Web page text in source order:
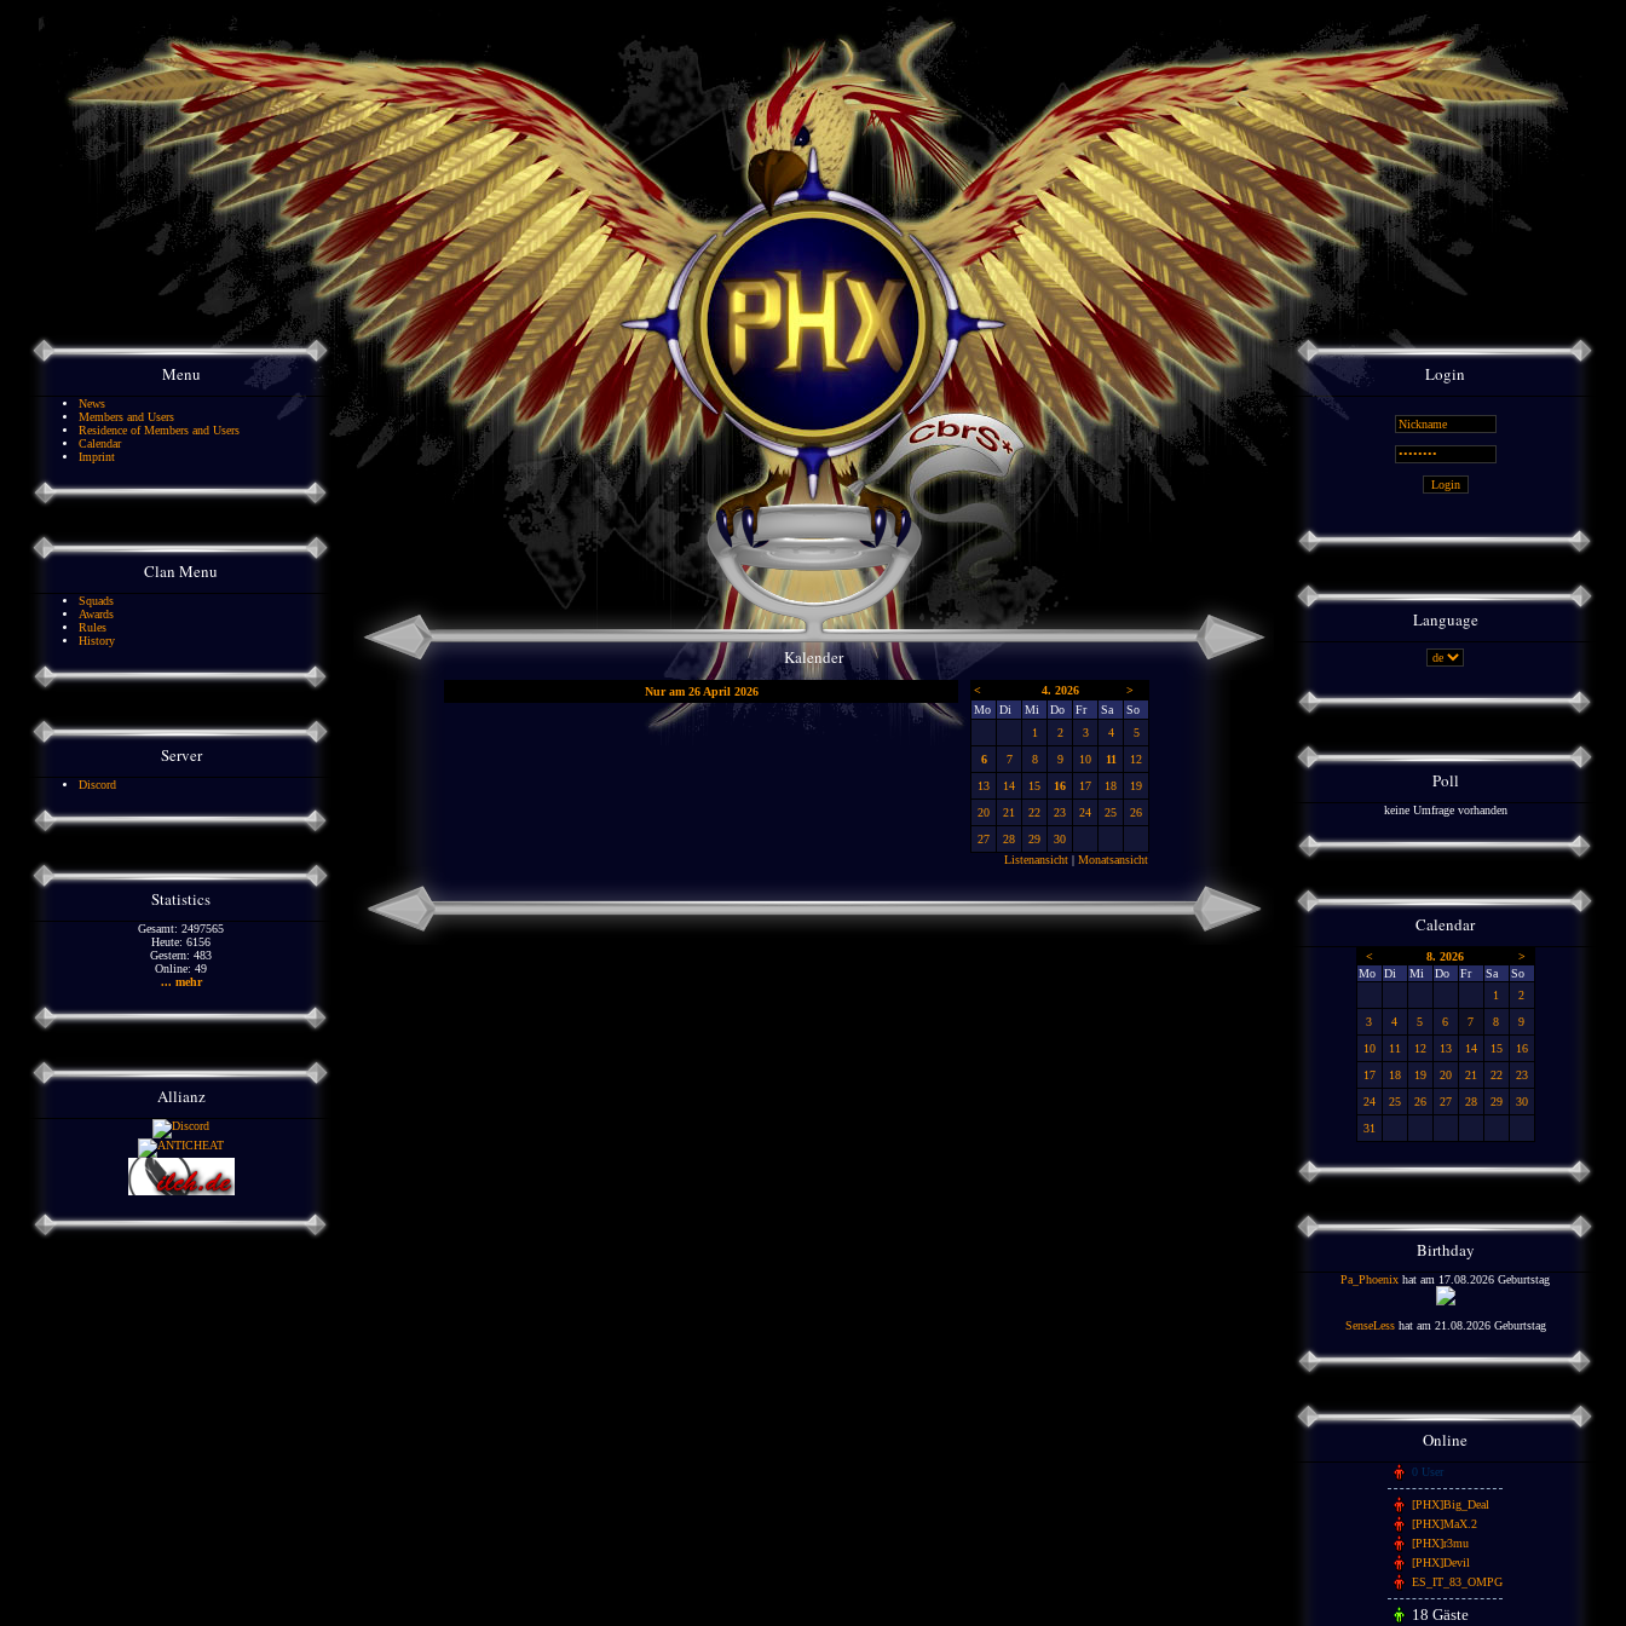
Menu
News
Members and Users
Residence of Members and Users
Calendar
Imprint
Clan Menu
Squads
Awards
Rules
History
Server
Discord
Statistics
Gesamt: 2497565
Heute: 6156
Gestern: 483
Online: 49
... mehr
Allianz
Kalender
Nur am 26 April 2026 < 4. 2026
>
Mo
Di Mi Do Fr Sa
So
1
2 3 4
5
6
7 8 9 10 11
12
13
14 15 16 17 18
19
20
21 22 23 24 25
26
27
28 29
30
Listenansicht | Monatsansicht
Login
Language
Poll
keine Umfrage vorhanden
Calendar
< 8. 2026
>
Mo
Di Mi Do Fr Sa
So
1
2
3
4 5 6 7 8
9
10
11 12 13 14 15
16
17
18 19 20 21 22
23
24
25 26 27 28 29
30
31
Birthday
Pa_Phoenix hat am 17.08.2026 Geburtstag
SenseLesshat am 21.08.2026 Geburtstag
Online
0 User
[PHX]Big_Deal
[PHX]MaX.2
[PHX]r3mu
[PHX]Devil
ES_IT_83_OMPG
18 Gäste